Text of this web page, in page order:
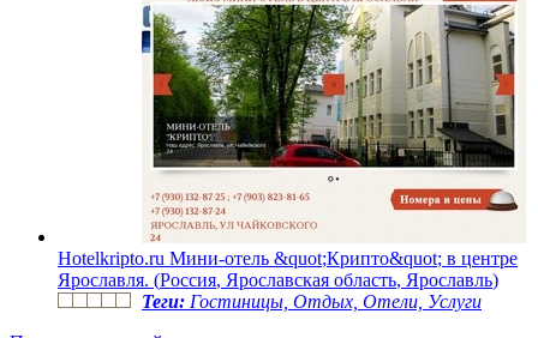
Hotelkripto.ru Мини-отель &quot;Крипто&quot; в центре
Ярославля. (Россия, Ярославская область, Ярославль)
Теги: Гостиницы, Отдых, Отели, Услуги